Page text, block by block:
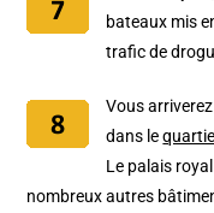
bateaux mis
trafic de
Vous
dans le
Le palais
nombreux autres